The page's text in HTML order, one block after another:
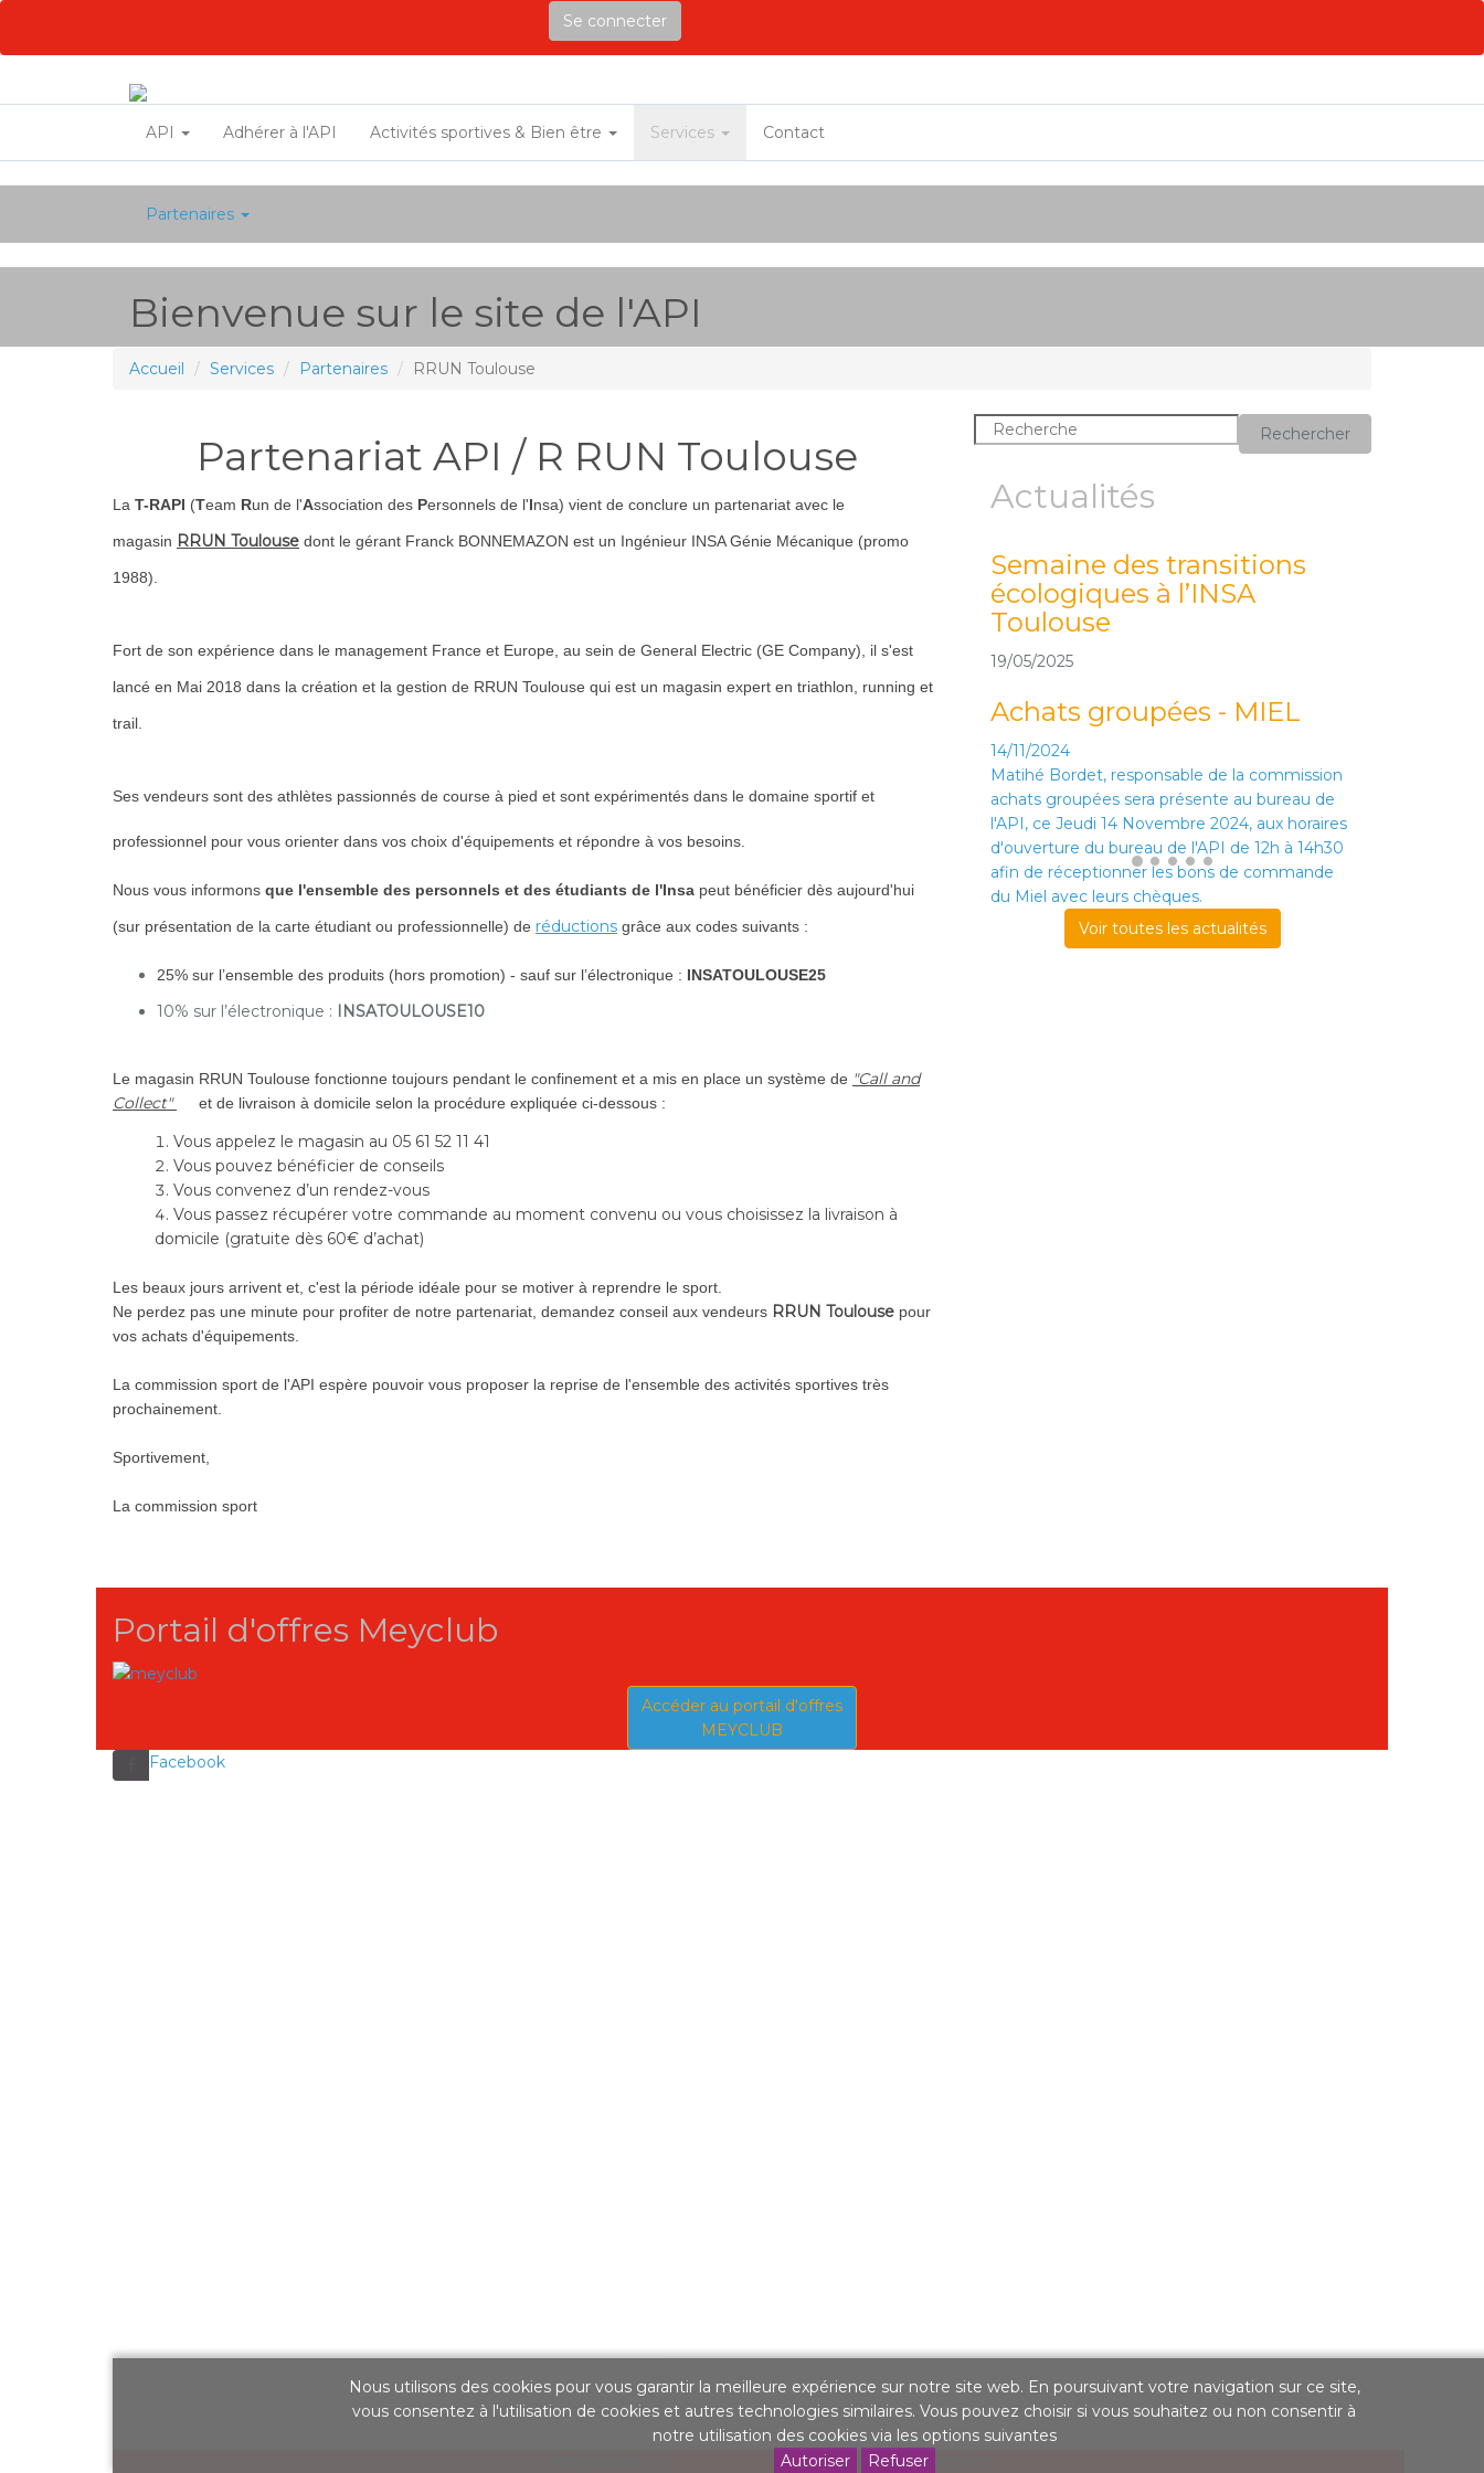
Se connecter
API Adhérer à l'API Activités sportives & Bien être Services Contact
Partenaires
Bienvenue sur le site de l'API
Accueil Services Partenaires RRUN Toulouse
Partenariat API / R RUN Toulouse
La T-RAPI (Team Run de l'Association des Personnels de l'Insa) vient de conclure un partenariat avec le
magasin RRUN Toulouse dont le gérant Franck BONNEMAZON est un Ingénieur INSA Génie Mécanique (promo
1988).
Fort de son expérience dans le management France et Europe, au sein de General Electric (GE Company), il s'est
lancé en Mai 2018 dans la création et la gestion de RRUN Toulouse qui est un magasin expert en triathlon, running et
trail.
Ses vendeurs sont des athlètes passionnés de course à pied et sont expérimentés dans le domaine sportif et
professionnel pour vous orienter dans vos choix d'équipements et répondre à vos besoins.
Nous vous informons que l'ensemble des personnels et des étudiants de l'Insa peut bénéficier dès aujourd'hui
(sur présentation de la carte étudiant ou professionnelle) de réductions grâce aux codes suivants :
25% sur l’ensemble des produits (hors promotion) - sauf sur l’électronique : INSATOULOUSE25
10% sur l’électronique : INSATOULOUSE10
Le magasin RRUN Toulouse fonctionne toujours pendant le confinement et a mis en place un système de "Call and
Collect"
et de livraison à domicile selon la procédure expliquée ci-dessous :
Vous appelez le magasin au 05 61 52 11 41
Vous pouvez bénéficier de conseils
Vous convenez d’un rendez-vous
Vous passez récupérer votre commande au moment convenu ou vous choisissez la livraison à
domicile (gratuite dès 60€ d’achat)
Les beaux jours arrivent et, c'est la période idéale pour se motiver à reprendre le sport.
Ne perdez pas une minute pour profiter de notre partenariat, demandez conseil aux vendeurs RRUN Toulouse pour
vos achats d'équipements.
La commission sport de l'API espère pouvoir vous proposer la reprise de l'ensemble des activités sportives très
prochainement.
Sportivement,
La commission sport
Rechercher
Actualités
Semaine des transitions
écologiques à l’INSA
Toulouse
19/05/2025
Achats groupées - MIEL
14/11/2024
Matihé Bordet, responsable de la commission
achats groupées sera présente au bureau de
l'API, ce Jeudi 14 Novembre 2024, aux horaires
d'ouverture du bureau de l'API de 12h à 14h30
afin de réceptionner les bons de commande
du Miel avec leurs chèques.
Voir toutes les actualités
Portail d'offres Meyclub
Accéder au portail d'offres
MEYCLUB
Facebook
Mentions légales
Nous utilisons des cookies pour vous garantir la meilleure expérience sur notre site web. En poursuivant votre navigation sur ce site,
vous consentez à l'utilisation de cookies et autres technologies similaires. Vous pouvez choisir si vous souhaitez ou non consentir à
notre utilisation des cookies via les options suivantes